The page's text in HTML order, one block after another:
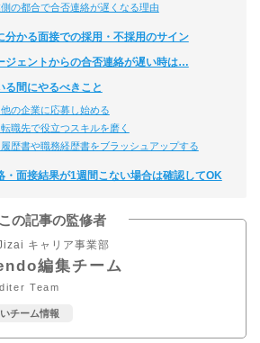
の都合で合否連絡が遅くなる理由
分かる面接での採用・不採用のサイン
ジェントからの合否連絡が遅い時は…
る間にやるべきこと
の企業に応募し始める
職先で役立つスキルを磨く
歴書や職務経歴書をブラッシュアップする
・面接結果が1週間こない場合は確認してOK
この記事の監修者
キャリア事業部
編集チーム
Team
チーム情報